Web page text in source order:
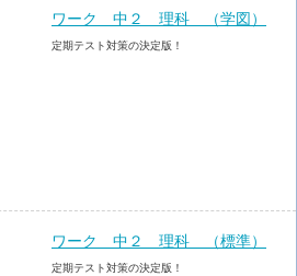
ワーク 中２ 理科 （学図）
定期テスト対策の決定版！
ワーク 中２ 理科 （標準）
定期テスト対策の決定版！